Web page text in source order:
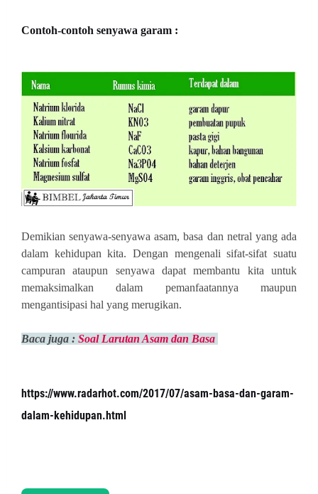
Contoh-contoh senyawa garam :
Demikian senyawa-senyawa asam, basa dan netral yang ada
dalam kehidupan kita. Dengan mengenali sifat-sifat suatu
campuran ataupun senyawa dapat membantu kita untuk
memaksimalkan dalam pemanfaatannya maupun
mengantisipasi hal yang merugikan.
Baca juga : Soal Larutan Asam dan Basa
https://www.radarhot.com/2017/07/asam-basa-dan-garam-
dalam-kehidupan.html